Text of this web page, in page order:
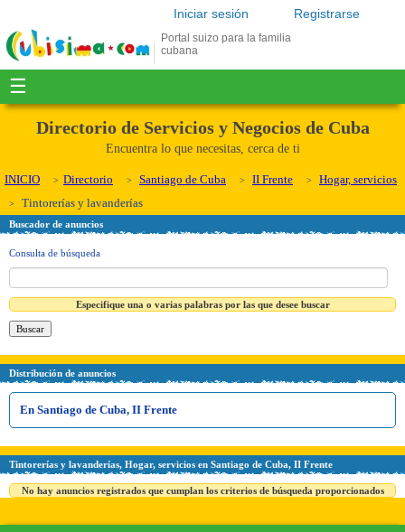
Registrarse
Iniciar sesión
Portal suizo para la familia
cubana
☰
Directorio de Servicios y Negocios de Cuba
Encuentra lo que necesitas, cerca de ti
INICIO Directorio Santiago de Cuba II Frente
Hogar, servicios
Tintorerías y lavanderías
Buscador de anuncios
Consulta de búsqueda
Especifique una o varias palabras por las que desee buscar
Distribución de anuncios
En Santiago de Cuba, II Frente
Tintorerías y lavanderías, Hogar, servicios en Santiago de Cuba, II Frente
No hay anuncios registrados que cumplan los criterios de búsqueda proporcionados